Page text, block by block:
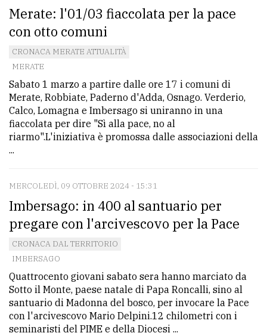
Merate: l'01/03 fiaccolata per la pace
con otto comuni
CRONACA MERATE ATTUALITÀ
MERATE
Sabato 1 marzo a partire dalle ore 17 i comuni di
Merate, Robbiate, Paderno d'Adda, Osnago. Verderio,
Calco, Lomagna e Imbersago si uniranno in una
fiaccolata per dire "Sì alla pace, no al
riarmo".L'iniziativa è promossa dalle associazioni della
...
MERCOLEDÌ, 09 OTTOBRE 2024 - 15:31
Imbersago: in 400 al santuario per
pregare con l'arcivescovo per la Pace
CRONACA DAL TERRITORIO
IMBERSAGO
Quattrocento giovani sabato sera hanno marciato da
Sotto il Monte, paese natale di Papa Roncalli, sino al
santuario di Madonna del bosco, per invocare la Pace
con l'arcivescovo Mario Delpini.12 chilometri con i
seminaristi del PIME e della Diocesi ...